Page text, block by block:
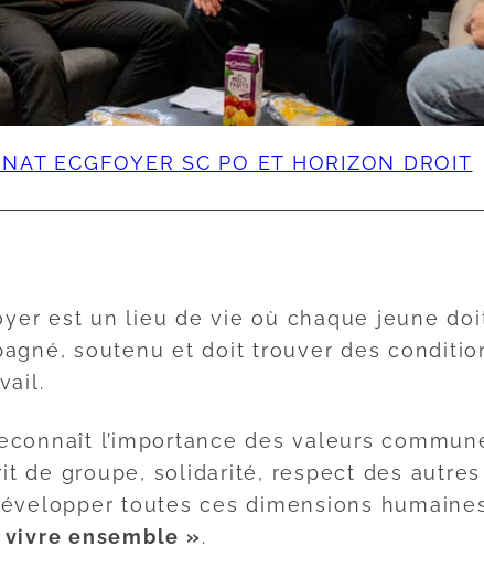
ECGFOYER SC PO ET HORIZON DROIT
est un lieu de vie où chaque jeune
soutenu et doit trouver des
l’importance des valeurs
de groupe, solidarité, respect des
toutes ces dimensions
vivre ensemble ».